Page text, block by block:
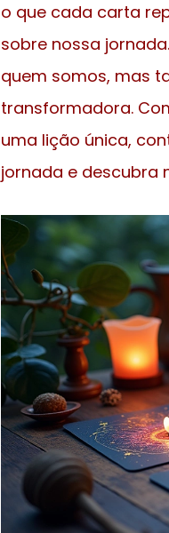
o que cada carta
sobre nossa
quem somos, mas
transformadora.
uma lição única,
jornada e descubra